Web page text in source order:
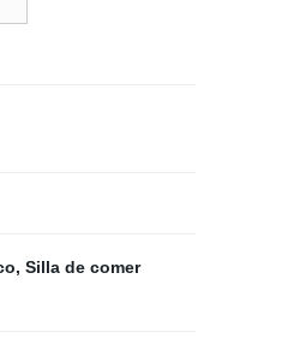
, Silla de comer